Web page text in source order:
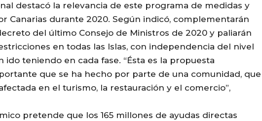
destacó la relevancia de este programa de medidas y
Canarias durante 2020. Según indicó, complementarán
del último Consejo de Ministros de 2020 y paliarán
en todas las Islas, con independencia del nivel
ido teniendo en cada fase. “Ésta es la propuesta
que se ha hecho por parte de una comunidad, que
en el turismo, la restauración y el comercio”,
pretende que los 165 millones de ayudas directas